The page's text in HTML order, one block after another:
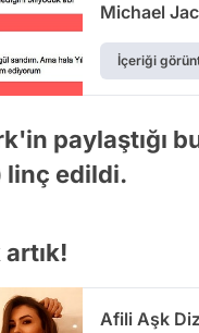
Michael
İçeriği
paylaştığı
linç edildi.
Afili Aşk